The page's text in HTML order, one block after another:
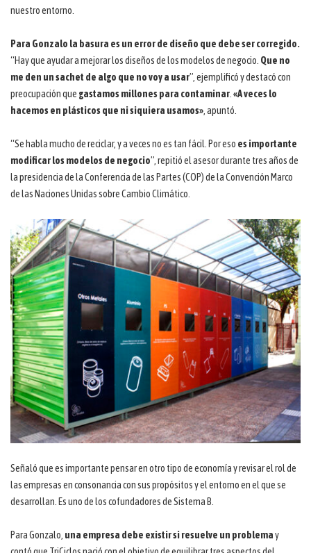
nuestro entorno.
Para Gonzalo la basura es un error de diseño que debe ser corregido.
“Hay que ayudar a mejorar los diseños de los modelos de negocio. Que no
me den un sachet de algo que no voy a usar”, ejemplificó y destacó con
preocupación que gastamos millones para contaminar «A veces lo
hacemos en plásticos que ni siquiera usamos» , apuntó.
“Se habla mucho de reciclar, y a veces no es tan fácil. Por eso es importante
modificar los modelos de negocio”, repitió el asesor durante tres años de
la presidencia de la Conferencia de las Partes (COP) de la Convención Marco
de las Naciones Unidas sobre Cambio Climático.
Señaló que es importante pensar en otro tipo de economía y revisar el rol de
las empresas en consonancia con sus propósitos y el entorno en el que se
desarrollan. Es uno de los cofundadores de Sistema B.
Para Gonzalo, una empresa debe existir si resuelve un problemay